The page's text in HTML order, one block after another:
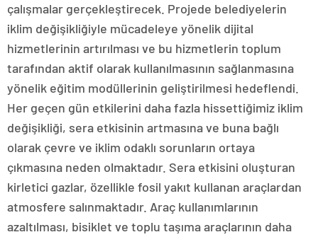
çalışmalar gerçekleştirecek. Projede belediyelerin
iklim değişikliğiyle mücadeleye yönelik dijital
hizmetlerinin artırılması ve bu hizmetlerin toplum
tarafından aktif olarak kullanılmasının sağlanmasına
yönelik eğitim modüllerinin geliştirilmesi hedeflendi.
Her geçen gün etkilerini daha fazla hissettiğimiz iklim
değişikliği, sera etkisinin artmasına ve buna bağlı
olarak çevre ve iklim odaklı sorunların ortaya
çıkmasına neden olmaktadır. Sera etkisini oluşturan
kirletici gazlar, özellikle fosil yakıt kullanan araçlardan
atmosfere salınmaktadır. Araç kullanımlarının
azaltılması, bisiklet ve toplu taşıma araçlarının daha